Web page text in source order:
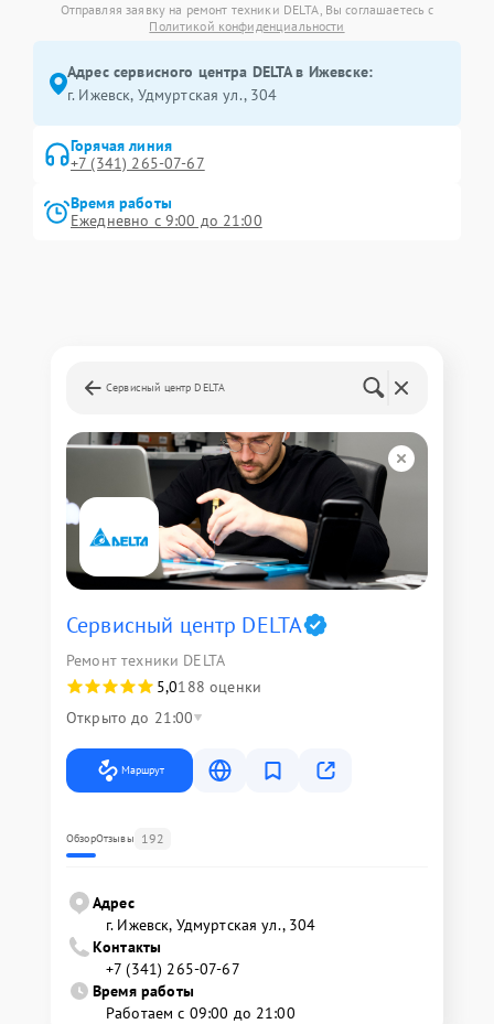
Отправляя заявку на ремонт техники DELTA, Вы соглашаетесь с
Политикой конфиденциальности
Адрес сервисного центра DELTA в Ижевске:
г. Ижевск, Удмуртская ул., 304
Горячая линия
+7 (341) 265-07-67
Время работы
Ежедневно с 9:00 до 21:00
Сервисный центр DELTA
Сервисный центр DELTA
Ремонт техники DELTA
5,0188 оценки
Открыто до 21:00
Маршрут
ОбзорОтзывы 192
Адрес
г. Ижевск, Удмуртская ул., 304
Контакты
+7 (341) 265-07-67
Время работы
Работаем с 09:00 до 21:00